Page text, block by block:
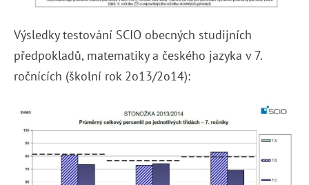
Výsledky testování SCIO obecných studijních
předpokladů, matematiky a českého jazyka v 7.
ročnících (školní rok 2o13/2o14):